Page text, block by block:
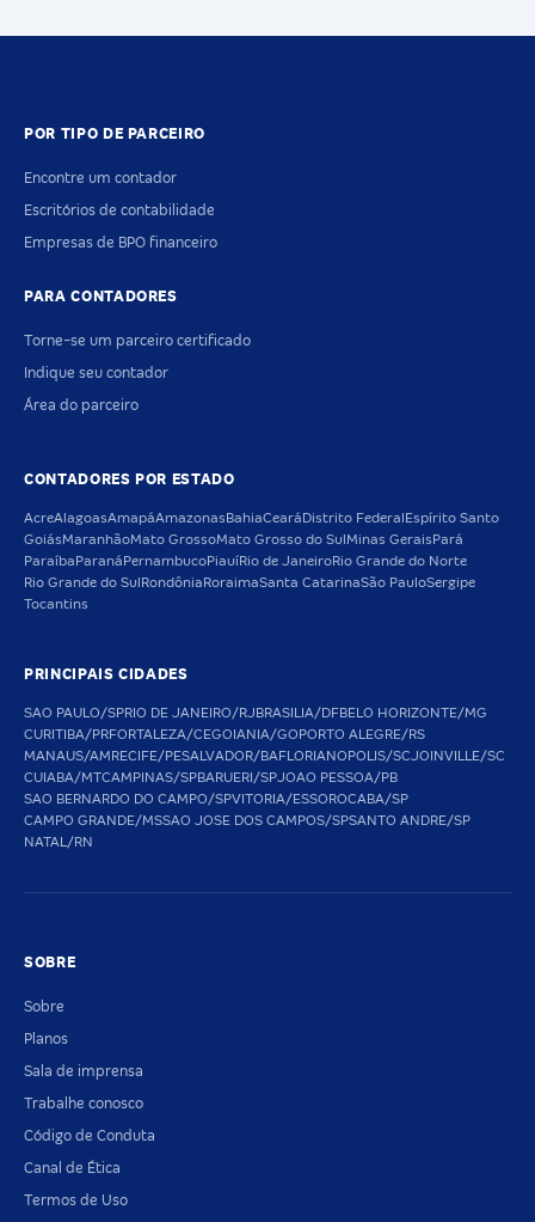
POR TIPO DE PARCEIRO
Encontre um contador
Escritórios de contabilidade
Empresas de BPO financeiro
PARA CONTADORES
Torne-se um parceiro certificado
Indique seu contador
Área do parceiro
CONTADORES POR ESTADO
AcreAlagoasAmapáAmazonas BahiaCeará Distrito Federal Espírito Santo
GoiásMaranhãoMato GrossoMato Grosso do Sul Minas Gerais Pará
Paraíba Paraná PernambucoPiauíRio de JaneiroRio Grande do Norte
Rio Grande do Sul Rondônia RoraimaSanta CatarinaSão PauloSergipe
Tocantins
PRINCIPAIS CIDADES
SAO PAULO/SPRIO DE JANEIRO/RJBRASILIA/DFBELO HORIZONTE/MG
CURITIBA/PRFORTALEZA/CEGOIANIA/GOPORTO ALEGRE/RS
MANAUS/AMRECIFE/PESALVADOR/BAFLORIANOPOLIS/SCJOINVILLE/SC
CUIABA/MTCAMPINAS/SPBARUERI/SPJOAO PESSOA/PB
SAO BERNARDO DO CAMPO/SPVITORIA/ESSOROCABA/SP
CAMPO GRANDE/MSSAO JOSE DOS CAMPOS/SPSANTO ANDRE/SP
NATAL/RN
SOBRE
Sobre
Planos
Sala de imprensa
Trabalhe conosco
Código de Conduta
Canal de Ética
Termos de Uso